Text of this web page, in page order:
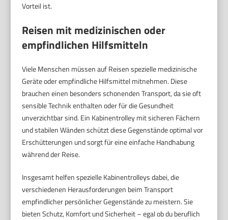
Vorteil ist.
Reisen mit medizinischen oder
empfindlichen Hilfsmitteln
Viele Menschen müssen auf Reisen spezielle medizinische
Geräte oder empfindliche Hilfsmittel mitnehmen. Diese
brauchen einen besonders schonenden Transport, da sie oft
sensible Technik enthalten oder für die Gesundheit
unverzichtbar sind. Ein Kabinentrolley mit sicheren Fächern
und stabilen Wänden schützt diese Gegenstände optimal vor
Erschütterungen und sorgt für eine einfache Handhabung
während der Reise.
Insgesamt helfen spezielle Kabinentrolleys dabei, die
verschiedenen Herausforderungen beim Transport
empfindlicher persönlicher Gegenstände zu meistern. Sie
bieten Schutz, Komfort und Sicherheit – egal ob du beruflich